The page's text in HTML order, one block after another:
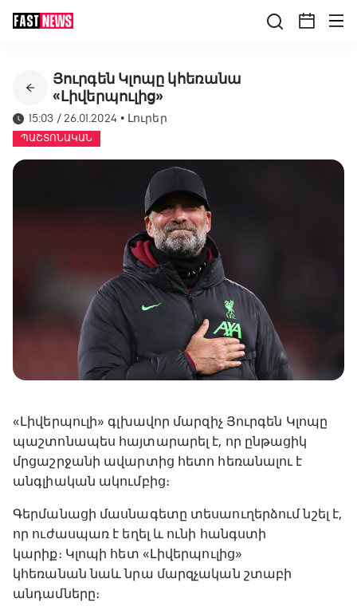
Յուրգեն Կլոպը կհեռանա
«Լիվերպուլից»
15:03 / 26.01.2024 • Լուրեր
ՊԱՇՏՈՆԱԿԱՆ
«Լիվերպուլի» գլխավոր մարզիչ Յուրգեն Կլոպը
պաշտոնապես հայտարարել է, որ ընթացիկ
մրցաշրջանի ավարտից հետո հեռանալու է
անգլիական ակումբից։
Գերմանացի մասնագետը տեսաուղերձում նշել է,
որ ուժասպառ է եղել և ունի հանգստի
կարիք։ Կլոպի հետ «Լիվերպուլից»
կհեռանան նաև նրա մարզչական շտաբի
անդամները։